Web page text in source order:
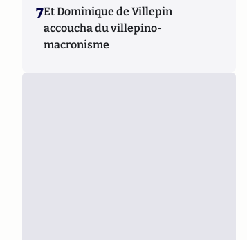
7Et Dominique de Villepin
accoucha du villepino-
macronisme